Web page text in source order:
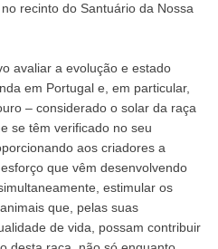
recinto do Santuário da Nossa
avaliar a evolução e estado
em Portugal e, em particular,
– considerado o solar da raça
se têm verificado no seu
aos criadores a
que vêm desenvolvendo
estimular os
que, pelas suas
de vida, possam contribuir